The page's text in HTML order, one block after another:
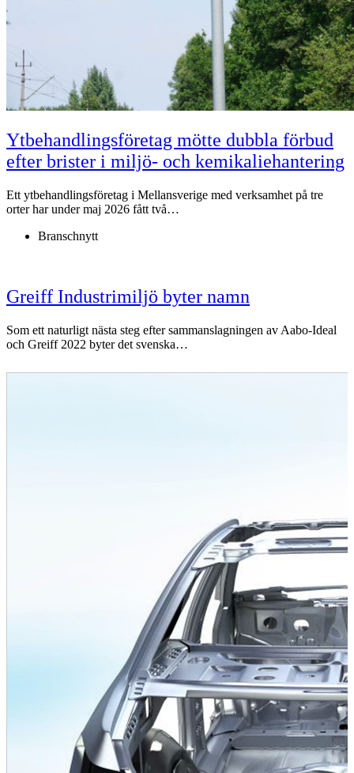
Ytbehandlingsföretag mötte dubbla förbud
efter brister i miljö- och kemikaliehantering
Ett ytbehandlingsföretag i Mellansverige med verksamhet på tre
orter har under maj 2026 fått två…
Branschnytt
Greiff Industrimiljö byter namn
Som ett naturligt nästa steg efter sammanslagningen av Aabo-Ideal
och Greiff 2022 byter det svenska…